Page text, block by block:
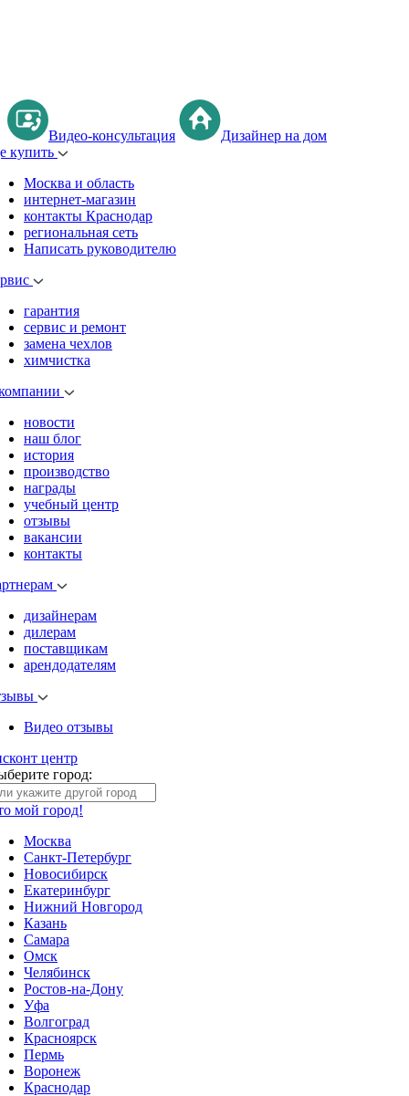
Видео-консультация
Дизайнер на дом
купить
Москва и область
интернет-магазин
контакты Краснодар
региональная сеть
Написать руководителю
гарантия
сервис и ремонт
замена чехлов
химчистка
новости
наш блог
история
производство
награды
учебный центр
отзывы
вакансии
контакты
дизайнерам
дилерам
поставщикам
арендодателям
Видео отзывы
центр
город:
мой город!
Москва
Санкт-Петербург
Новосибирск
Екатеринбург
Нижний Новгород
Казань
Самара
Омск
Челябинск
Ростов-на-Дону
Уфа
Волгоград
Красноярск
Пермь
Воронеж
Краснодар